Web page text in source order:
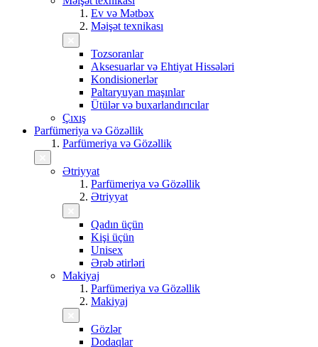
Ev və Mətbəx
Məişət texnikası
Tozsoranlar
Aksesuarlar və Ehtiyat Hissələri
Kondisionerlər
Paltaryuyan maşınlar
Ütülər və buxarlandırıcılar
Çıxış
Parfümeriya və Gözəllik
Parfümeriya və Gözəllik
Ətriyyat
Parfümeriya və Gözəllik
Ətriyyat
Qadın üçün
Kişi üçün
Unisex
Ərəb ətirləri
Makiyaj
Parfümeriya və Gözəllik
Makiyaj
Gözlər
Dodaqlar